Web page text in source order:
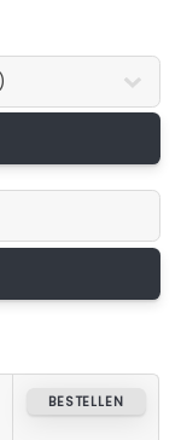
BESTELLEN